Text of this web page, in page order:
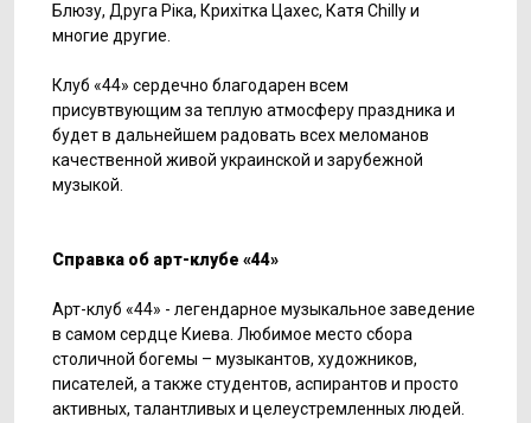
Блюзу, Друга Ріка, Крихітка Цахес, Катя Chilly и
многие другие.
Клуб «44» сердечно благодарен всем
присувтвующим за теплую атмосферу праздника и
будет в дальнейшем радовать всех меломанов
качественной живой украинской и зарубежной
музыкой.
Справка об арт-клубе «44»
Арт-клуб «44» - легендарное музыкальное заведение
в самом сердце Киева. Любимое место сбора
столичной богемы – музыкантов, художников,
писателей, а также студентов, аспирантов и просто
активных, талантливых и целеустремленных людей.